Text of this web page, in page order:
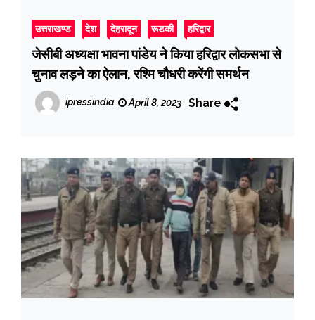
उत्तराखण्ड देश देहरादून रूडकी हरिद्वार
जेसीबी अध्यक्षा भावना पांडेय ने किया हरिद्वार लोकसभा से
चुनाव लड़ने का ऐलान, रश्मि चौधरी करेंगी समर्थन
ipressindia April 8, 2023 Share